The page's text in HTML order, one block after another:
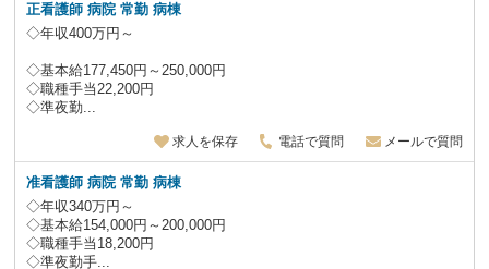
正看護師 病院 常勤 病棟
◇年収400万円～
◇基本給177,450円～250,000円
◇職種手当22,200円
◇準夜勤...
求人を保存 電話で質問 メールで質問
准看護師 病院 常勤 病棟
◇年収340万円～
◇基本給154,000円～200,000円
◇職種手当18,200円
◇準夜勤手...